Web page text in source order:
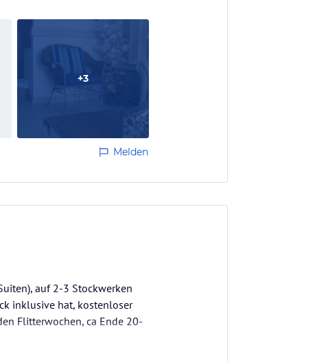
+3
Melden
auf 2-3 Stockwerken
inklusive hat, kostenloser
Flitterwochen, ca Ende 20-